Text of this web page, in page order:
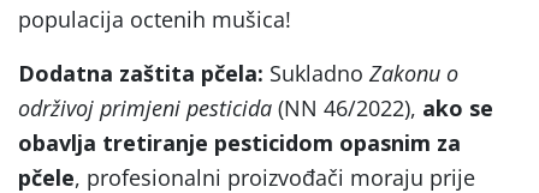
populacija octenih mušica!
Dodatna zaštita pčela: Sukladno Zakonu o
održivoj primjeni pesticida (NN 46/2022), ako se
obavlja tretiranje pesticidom opasnim za
pčele, profesionalni proizvođači moraju prije